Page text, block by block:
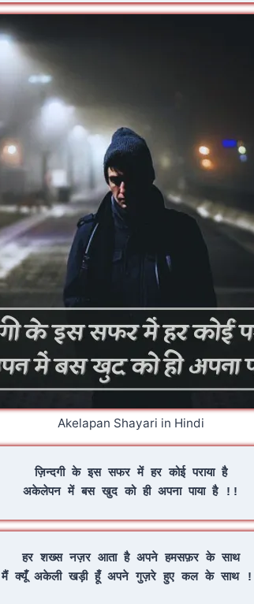
Akelapan Shayari in Hindi​
ज़िन्दगी के इस सफर में हर कोई पराया है
अकेलेपन में बस खुद को ही अपना पाया है !!
हर शख्स नज़र आता है अपने हमसफ़र के साथ
मैं क्यूँ अकेली खड़ी हूँ अपने गुज़रे हुए कल के साथ